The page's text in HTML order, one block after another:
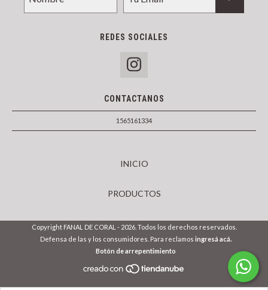
REDES SOCIALES
CONTACTANOS
1565161334
INICIO
PRODUCTOS
Copyright FANAL DE CORAL - 2026. Todos los derechos reservados.
Defensa de las y los consumidores. Para reclamos ingresá acá.
Botón de arrepentimiento